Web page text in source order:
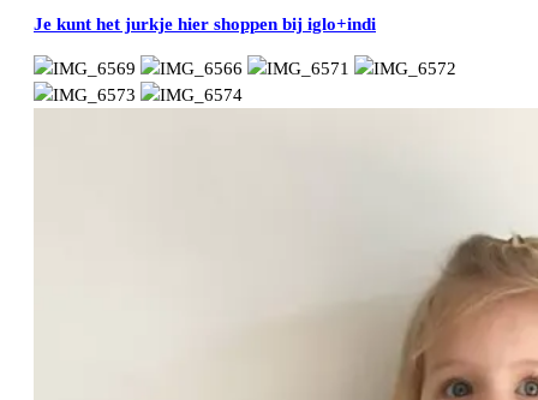
Je kunt het jurkje hier shoppen bij iglo+indi